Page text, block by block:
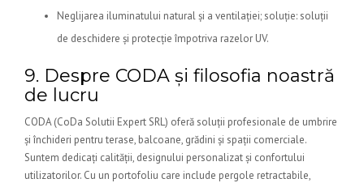
Neglijarea iluminatului natural și a ventilației; soluție: soluții
de deschidere și protecție împotriva razelor UV.
9. Despre CODA și filosofia noastră
de lucru
CODA (CoDa Solutii Expert SRL) oferă soluții profesionale de umbrire
și închideri pentru terase, balcoane, grădini și spații comerciale.
Suntem dedicați calității, designului personalizat și confortului
utilizatorilor. Cu un portofoliu care include pergole retractabile,